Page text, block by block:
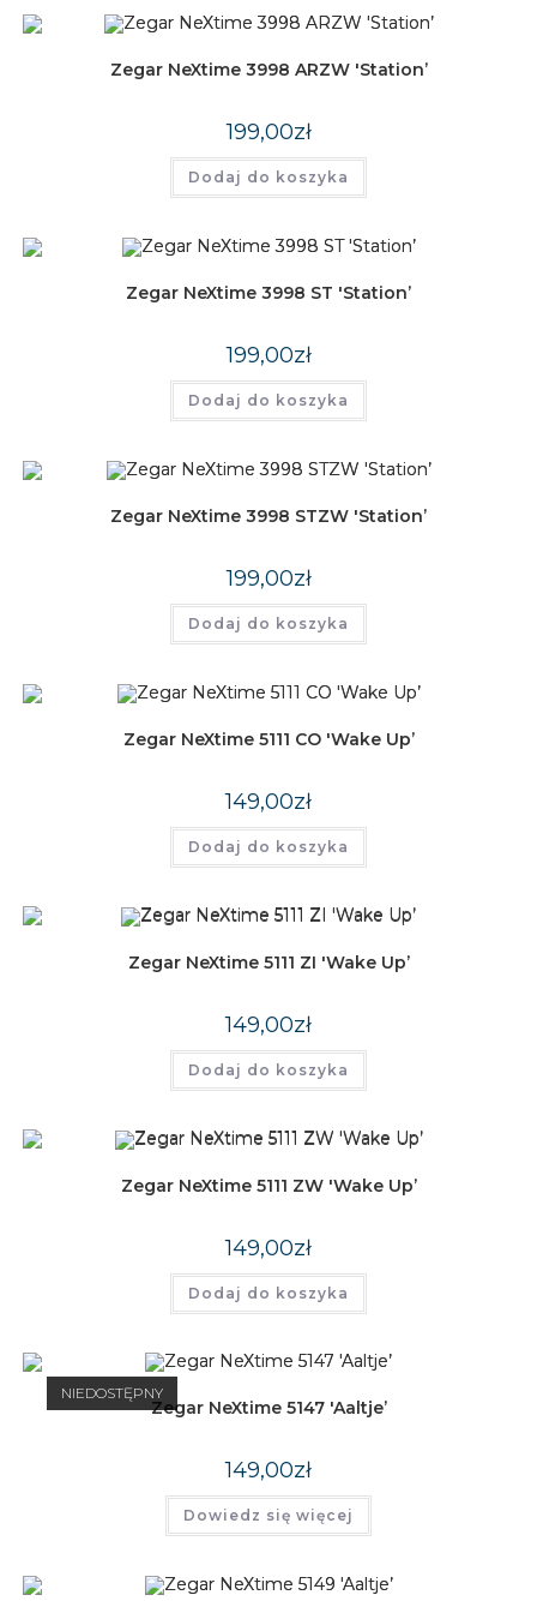
Zegar NeXtime 3998 ARZW 'Station’
199,00zł
Dodaj do koszyka
Zegar NeXtime 3998 ST 'Station’
199,00zł
Dodaj do koszyka
Zegar NeXtime 3998 STZW 'Station’
199,00zł
Dodaj do koszyka
Zegar NeXtime 5111 CO 'Wake Up’
149,00zł
Dodaj do koszyka
Zegar NeXtime 5111 ZI 'Wake Up’
149,00zł
Dodaj do koszyka
Zegar NeXtime 5111 ZW 'Wake Up’
149,00zł
Dodaj do koszyka
NIEDOSTĘPNY
Zegar NeXtime 5147 'Aaltje’
149,00zł
Dowiedz się więcej